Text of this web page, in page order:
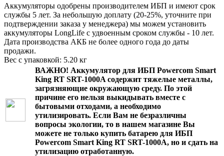
Аккумуляторы одобрены производителем ИБП и имеют срок
службы 5 лет. За небольшую доплату (20-25%, уточните при
подтверждении заказа у менеджера) мы можем установить
аккумуляторы LongLife с удвоенным сроком службы - 10 лет.
Дата производства АКБ не более одного года до даты
продажи.
Вес с упаковкой: 5.20 кг
ВАЖНО! Аккумулятор для ИБП Powercom Smart
King RT SRT-1000A содержит тяжелые металлы,
загрязняющие окружающую среду. По этой
причине его нельзя выкидывать вместе с
бытовыми отходами, а необходимо
утилизировать. Если Вам не безразличны
вопросы экологии, то в нашем магазине Вы
можете не только купить батарею для ИБП
Powercom Smart King RT SRT-1000A, но и сдать на
утилизацию отработанную.